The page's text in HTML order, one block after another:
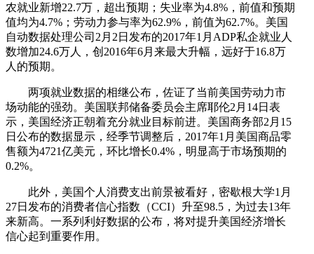
农就业新增22.7万，超出预期；失业率为4.8%，前值和预期
值均为4.7%；劳动力参与率为62.9%，前值为62.7%。美国
自动数据处理公司2月2日发布的2017年1月ADP私企就业人
数增加24.6万人，创2016年6月来最大升幅，远好于16.8万
人的预期。
两项就业数据的相继公布，佐证了当前美国劳动力市
场动能的强劲。美国联邦储备委员会主席耶伦2月14日表
示，美国经济正朝着充分就业目标前进。美国商务部2月15
日公布的数据显示，经季节调整后，2017年1月美国商品零
售额为4721亿美元，环比增长0.4%，明显高于市场预期的
0.2%。
此外，美国个人消费支出前景被看好，密歇根大学1月
27日发布的消费者信心指数（CCI）升至98.5，为过去13年
来新高。一系列利好数据的公布，将对提升美国经济增长
信心起到重要作用。